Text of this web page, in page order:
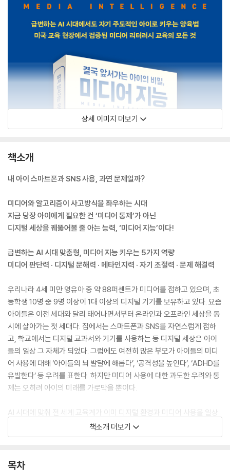
상세 이미지 더보기
책소개
내 아이 스마트폰과 SNS 사용, 과연 문제일까?
미디어와 알고리즘이 사고방식을 좌우하는 시대
지금 당장 아이에게 필요한 건 ‘미디어 통제’가 아닌
디지털 세상을 꿰뚫어볼 줄 아는 능력, ‘미디어 지능’이다!
급변하는 AI 시대 맞춤형, 미디어 지능 키우는 5가지 역량
미디어 판단력 · 디지털 문해력 · 메타인지력 · 자기 조절력 · 문제 해결력
우리나라 4세 미만 영유아 중 약 88퍼센트가 미디어를 접하고 있으며, 초
등학생 10명 중 9명 이상이 1대 이상의 디지털 기기를 보유하고 있다. 요즘
아이들은 이전 세대와 달리 태어나면서부터 온라인과 오프라인 세상을 동
시에 살아가는 첫 세대다. 집에서는 스마트폰과 SNS를 자연스럽게 접하
고, 학교에서는 디지털 교과서와 기기를 사용하는 등 디지털 세상은 아이
들의 일상 그 자체가 되었다. 그럼에도 여전히 많은 부모가 아이들의 미디
어 사용에 대해 ‘아이들의 뇌 발달에 해롭다’, ‘공격성을 높인다’, ‘ADHD를
유발한다’ 등 우려를 표한다. 하지만 미디어 사용에 대한 과도한 우려와 통
제는 오히려 아이의 미래를 가로막을 뿐이다.
AI 시대에 맞춰 전 세계 교육계가 이미 디지털 환경과 미디어 사용을 일상
으로 받아들여 디지털 미디어 교육을 기본 교육과정에 포함하고 있다. 디
지털 네이티브인 우리 아이에게는 미디어 세상을 주체적으로 이해하고 현
고리즘에 가치관이 흔들리지 않도록 미디어 판단력과 디지털 문해력, 메타
책소개 더보기
목차